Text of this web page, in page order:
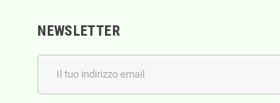
NEWSLETTER